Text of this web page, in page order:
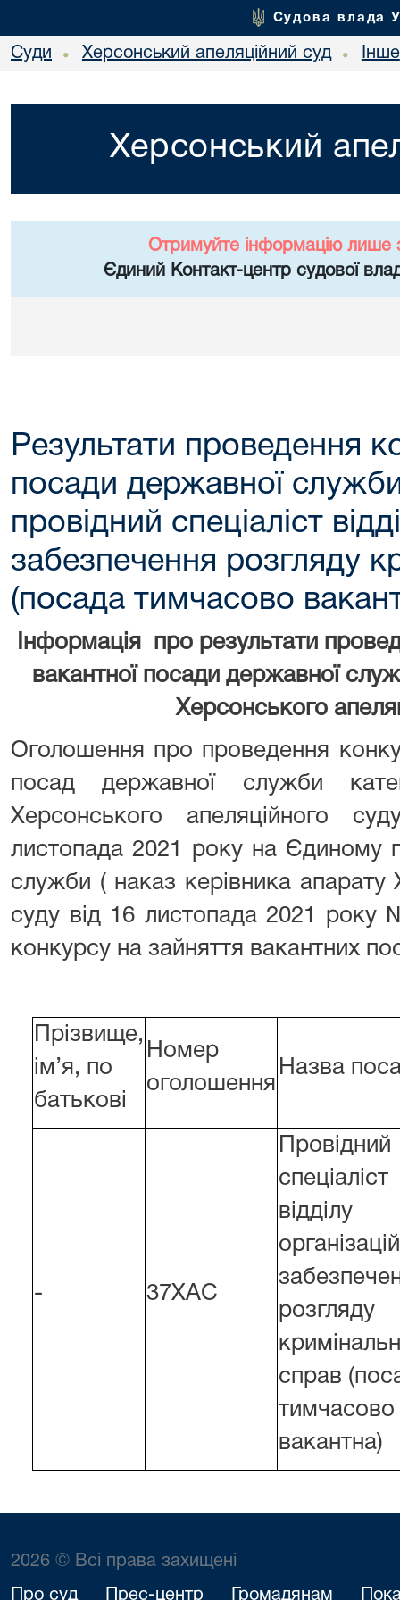
Судова влада
Суди • Херсонський апеляційний суд • Інше
Херсонський
Отримуйте інформацію лише
Єдиний Контакт-центр судової
Результати проведення
посади державної служби
провідний спеціаліст
забезпечення розгляду
(посада тимчасово
Інформація про результати
вакантної посади державної
Херсонського
Оголошення про проведення
посад державної служби
Херсонського апеляційного
листопада 2021 року на Єдиному
служби ( наказ керівника апарату
суду від 16 листопада 2021
конкурсу на зайняття вакантних
Прізвище,
ім’я, по
батькові
Номер
оголошення
Назва
- 37ХАС
Провідний
спеціаліст
відділу
розгляду
справ
тимчасово
вакантна)
2026 © Всі права захищені
Про суд Прес-центр Громадянам